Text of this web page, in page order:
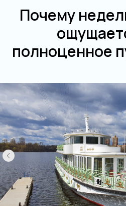
Почему
полноценное